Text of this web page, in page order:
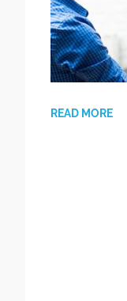
READ MORE